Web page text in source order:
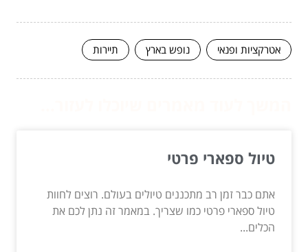
אטרקציות ופנאי נופש בארץ תיירות
טיול ספארי פרטי
אתם כבר זמן רב מתכננים טיולים בעולם. רוצים לחוות
טיול ספארי פרטי כמו שצריך. במאמר זה נתן לכם את
הכלים...